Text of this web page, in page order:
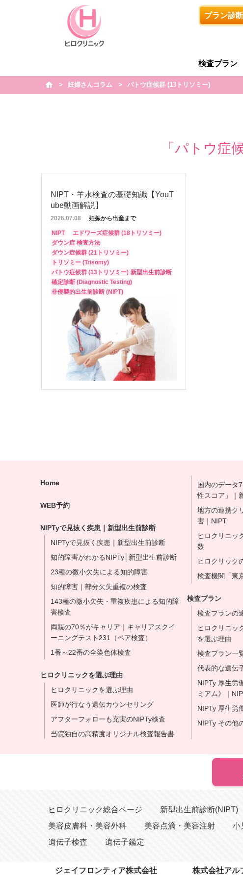
プラン診断
検査プラン
h
妊婦さんコラム パトウ症候群 (13トリソミー)
「パトウ症
NIPT・羊水検査の基礎知識【YouT
ube動画解説】
2026.07.08 妊娠から出産まで
NIPT
エドワーズ症候群 (18トリソミー)
ダウン症 検査方法
ダウン症候群 (21トリソミー)
トリソミー (Trisomy)
パトウ症候群 (13トリソミー) 新型出生前診断
確定診断 (Diagnostic Testing)
非侵襲的出生前診断 (NIPT)
Home
WEB予約
NIPTyで見抜く疾患｜新型出生前診断
NIPTyで見抜く疾患｜新型出生前診断
知的障害がわかるNIPTy│新型出生前診断
23種の微小欠失による知的障害
知的障害｜部分欠失重複の検査
143種の微小欠失・重複疾患による知的障
害検査
両親の70％がキャリア｜キャリアスクイ
ーニングテスト231（ペア検査）
1番～22番の全染色体検査
ヒロクリニックを選ぶ理由
ヒロクリニックを選ぶ理由
医師が行なう遺伝カウンセリング
アフターフォローも充実のNIPTy検査
当院独自の高精度オリジナル検査報告書
国内のデータ
性スコア」｜
地方の連携ク
害｜NIPT
ヒロクリニッ
数
ヒロクリック
検査機関「東
検査プラン
検査プランの
ヒロクリニッ
を選ぶ理由
検査プラン一
代表的な遺伝
NIPTy 厚生労
ミアム》｜
NIPTy 厚生労
NIPTy その他
ヒロクリニック総合ページ 新型出生前診断(NIPT)
美容皮膚科・美容外科
美容点滴・美容注射 小
遺伝子検査
遺伝子鑑定
ジェイフロンティア株式会社 株式会社アル